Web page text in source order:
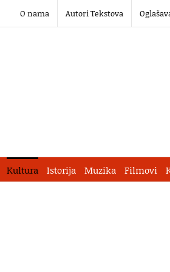
O nama Autori Tekstova
Kultura Istorija Muzika Filmovi